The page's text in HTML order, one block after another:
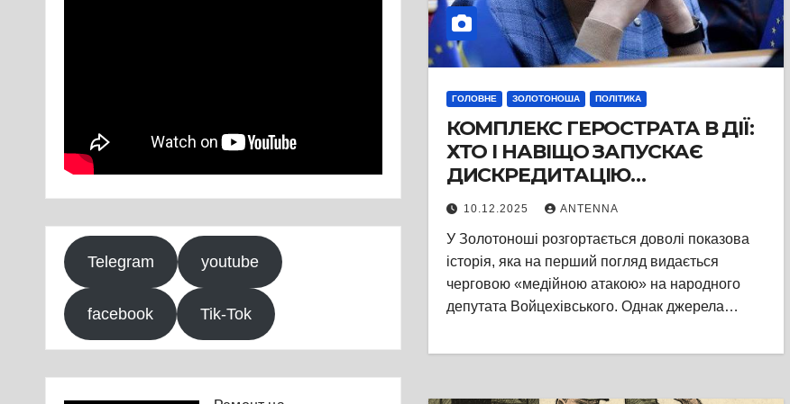
Telegram youtube
facebook Tik-Tok
ГОЛОВНЕ ЗОЛОТОНОША ПОЛІТИКА
КОМПЛЕКС ГЕРОСТРАТА В ДІЇ:
ХТО І НАВІЩО ЗАПУСКАЄ
ДИСКРЕДИТАЦІЮ
ВОЙЦЕХІВСЬКОГО В
ЗОЛОТОНОШІ
10.12.2025 ANTENNA
У Золотоноші розгортається доволі показова
історія, яка на перший погляд видається
черговою «медійною атакою» на народного
депутата Войцехівського. Однак джерела…